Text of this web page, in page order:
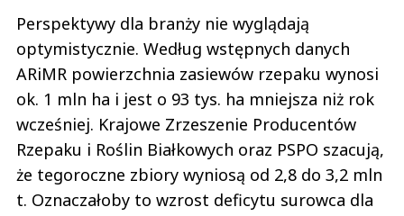
Perspektywy dla branży nie wyglądają
optymistycznie. Według wstępnych danych
ARiMR powierzchnia zasiewów rzepaku wynosi
ok. 1 mln ha i jest o 93 tys. ha mniejsza niż rok
wcześniej. Krajowe Zrzeszenie Producentów
Rzepaku i Roślin Białkowych oraz PSPO szacują,
że tegoroczne zbiory wyniosą od 2,8 do 3,2 mln
t. Oznaczałoby to wzrost deficytu surowca dla